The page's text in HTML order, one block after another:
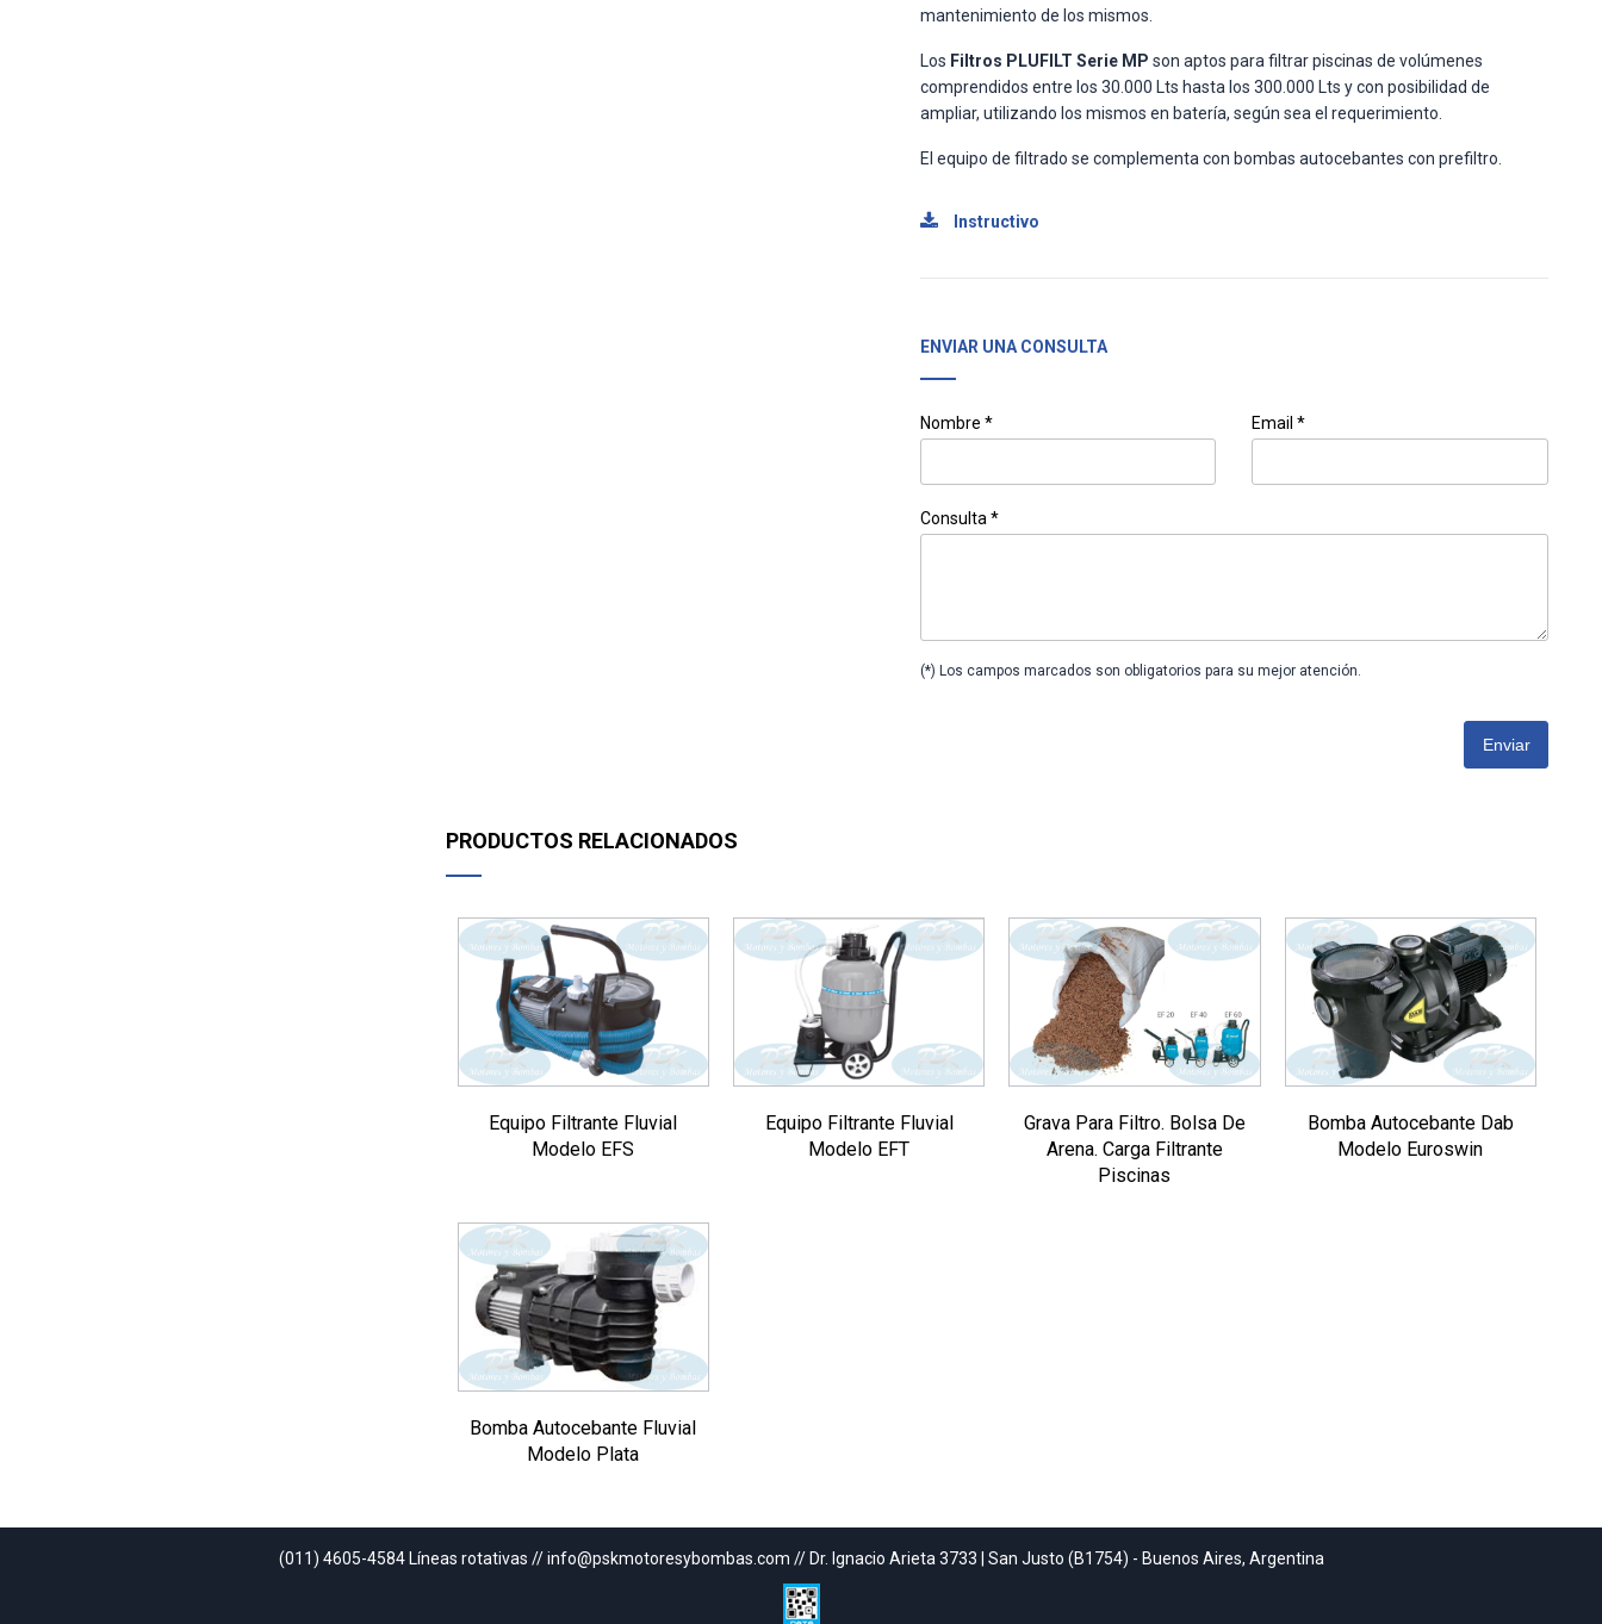
mantenimiento de los mismos.
Los Filtros PLUFILT Serie MP son aptos para filtrar piscinas de volúmenes
comprendidos entre los 30.000 Lts hasta los 300.000 Lts y con posibilidad de
ampliar, utilizando los mismos en batería, según sea el requerimiento.
El equipo de filtrado se complementa con bombas autocebantes con prefiltro.
Instructivo
ENVIAR UNA CONSULTA
Nombre * Email *
Consulta *
(*) Los campos marcados son obligatorios para su mejor atención.
Enviar
PRODUCTOS RELACIONADOS
Equipo Filtrante Fluvial
Modelo EFS
Equipo Filtrante Fluvial
Modelo EFT
Grava Para Filtro. Bolsa De
Arena. Carga Filtrante
Piscinas
Bomba Autocebante Dab
Modelo Euroswin
Bomba Autocebante Fluvial
Modelo Plata
(011) 4605-4584 Líneas rotativas // info@pskmotoresybombas.com // Dr. Ignacio Arieta 3733 | San Justo (B1754) - Buenos Aires, Argentina